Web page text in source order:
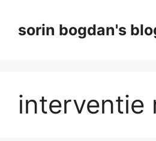
contentsorin bogdan's
interventie